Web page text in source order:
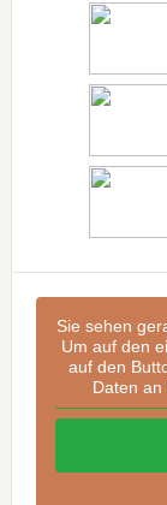
Sie sehen
Um auf den
auf den
Daten an